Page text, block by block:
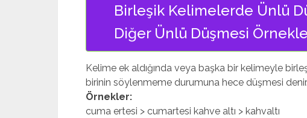
Birleşik Kelimelerde Ünlü
Diğer Ünlü Düşmesi
Kelime ek aldığında veya başka bir kelimeyle
birinin söylenmeme durumuna hece düşmesi denir.
Örnekler:
cuma ertesi > cumartesi kahve altı > kahvaltı